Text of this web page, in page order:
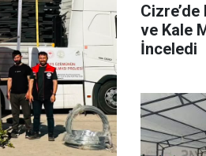
ve Kale
İnceledi